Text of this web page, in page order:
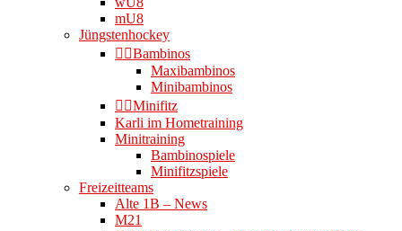
mU8
Jüngstenhockey
👉🏻Bambinos
Maxibambinos
Minibambinos
👉🏻Minifitz
Karli im Hometraining
Minitraining
Bambinospiele
Minifitzspiele
Freizeitteams
Alte 1B – News
M21